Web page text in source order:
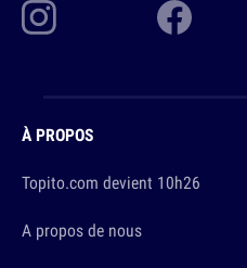
À PROPOS
Topito.com devient 10h26
A propos de nous